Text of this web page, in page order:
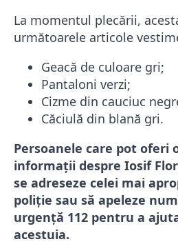
La momentul plecării,
următoarele articole
Geacă de culoare gri;
Pantaloni verzi;
Cizme din cauciuc
Căciulă din blană gri.
Persoanele care pot oferi
informații despre Iosif
se adreseze celei mai
poliție sau să apeleze
urgență 112 pentru a
acestuia.